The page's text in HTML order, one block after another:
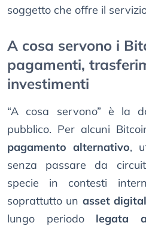
soggetto che offre il
A cosa servono i
pagamenti,
investimenti
“A cosa servono” è la
pubblico. Per alcuni
pagamento alternativo,
senza passare da
specie in contesti
soprattutto un asset
lungo periodolegata